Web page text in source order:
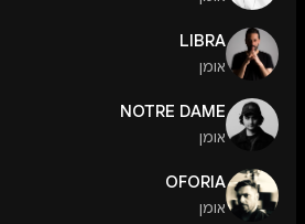
LIBRA
אומן
NOTRE DAME
אומן
OFORIA
אומן